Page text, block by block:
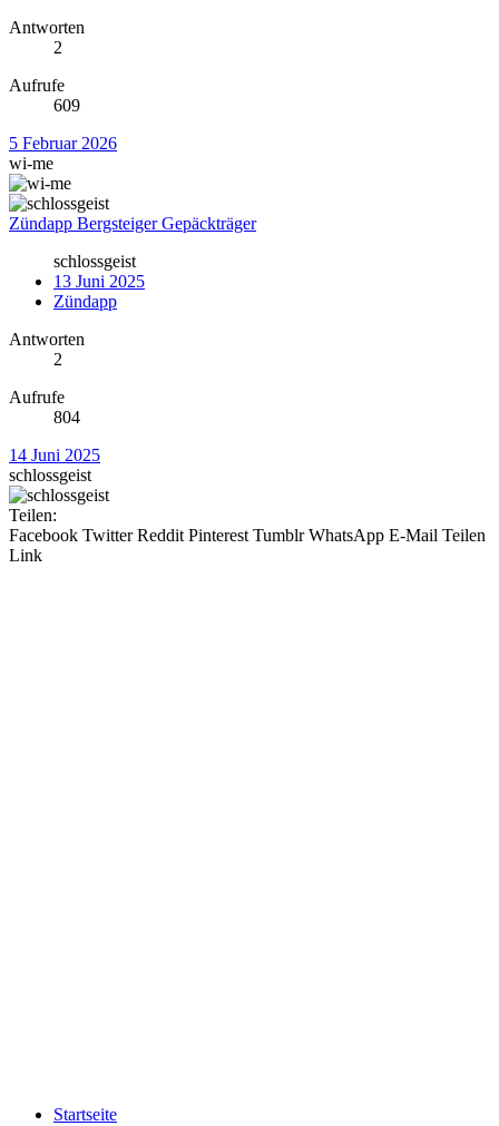
Antworten
2
Aufrufe
609
5 Februar 2026
wi-me
Zündapp Bergsteiger Gepäckträger
schlossgeist
13 Juni 2025
Zündapp
Antworten
2
Aufrufe
804
14 Juni 2025
schlossgeist
Teilen:
Facebook Twitter Reddit Pinterest Tumblr WhatsApp E-Mail Teilen
Link
Startseite